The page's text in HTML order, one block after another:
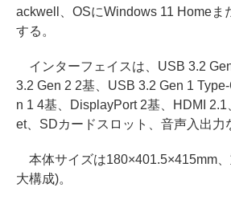
ackwell、OSにWindows 11 Homeま
する。
インターフェイスは、USB 3.2
3.2 Gen 2 2基、USB 3.2 Gen 1
n 1 4基、DisplayPort 2基、HDMI 2.1
et、SDカードスロット、音声入出力
本体サイズは180×401.5×415mm
大構成)。